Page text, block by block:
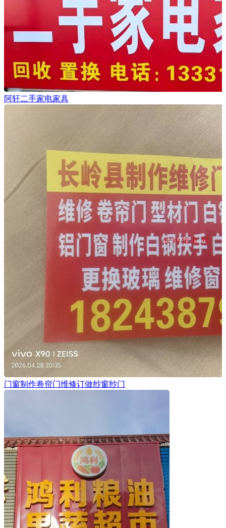
阿轩二手家电家具
门窗制作卷帘门维修订做纱窗纱门